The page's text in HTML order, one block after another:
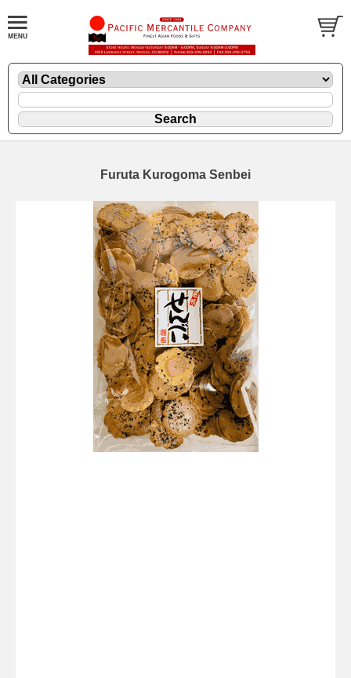
Furuta Kurogoma Senbei